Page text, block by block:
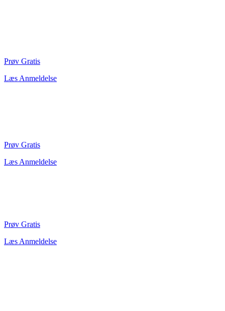
Prøv Gratis
Læs Anmeldelse
Prøv Gratis
Læs Anmeldelse
Prøv Gratis
Læs Anmeldelse